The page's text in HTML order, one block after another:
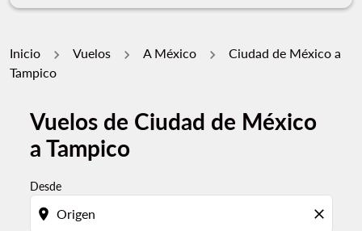
Inicio Vuelos A México
Ciudad de México a
Tampico
Vuelos de Ciudad de México
a Tampico
Desde
location_on close
Por favor, intente actualizar su ruta (origen y / o